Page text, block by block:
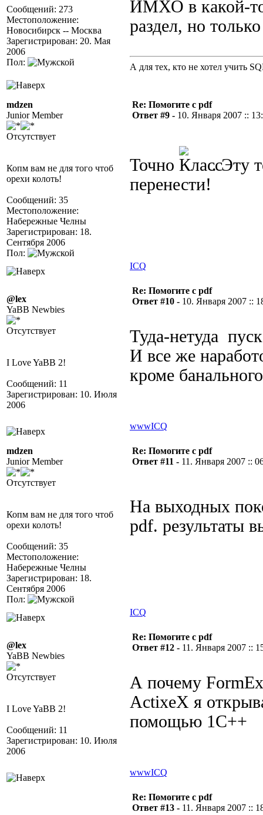
Сообщений: 273
Местоположение:
Новосибирск -- Москва
Зарегистрирован: 20. Мая
2006
Пол:
ИМХО в какой-
раздел, но
А для тех, кто не хотел учить
mdzen
Junior Member
Отсутствует
Копм вам не для того чтоб
орехи колоть!
Сообщений: 35
Местоположение:
Набережные Челны
Зарегистрирован: 18.
Сентября 2006
Пол:
Re: Помогите с pdf
Ответ #9 - 10. Января 2007 ::
Точно
. Эту
перенести!
ICQ
@lex
YaBB Newbies
Отсутствует
I Love YaBB 2!
Сообщений: 11
Зарегистрирован: 10. Июля
2006
Re: Помогите с pdf
Ответ #10 - 10. Января 2007 ::
Туда-нетуда
И все же
кроме
wwwICQ
mdzen
Junior Member
Отсутствует
Копм вам не для того чтоб
орехи колоть!
Сообщений: 35
Местоположение:
Набережные Челны
Зарегистрирован: 18.
Сентября 2006
Пол:
Re: Помогите с pdf
Ответ #11 - 11. Января 2007 ::
На выходных
pdf. результаты
ICQ
@lex
YaBB Newbies
Отсутствует
I Love YaBB 2!
Сообщений: 11
Зарегистрирован: 10. Июля
2006
Re: Помогите с pdf
Ответ #12 - 11. Января 2007 ::
А почему
ActixeX я
помощью 1С++
wwwICQ
Re: Помогите с pdf
Ответ #13 - 11. Января 2007 ::